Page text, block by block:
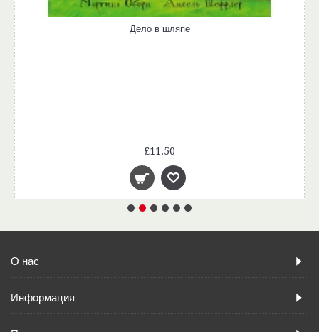
Дело в шляпе
£11.50
О нас
Информация